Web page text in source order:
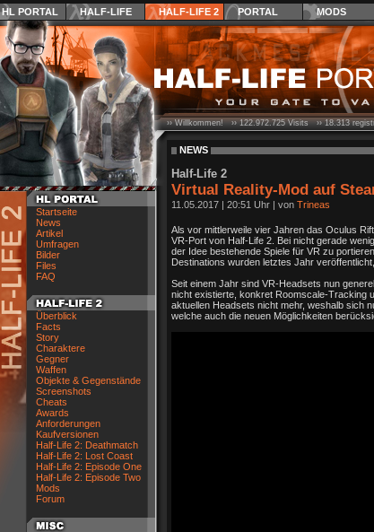
HL PORTAL HALF-LIFE HALF-LIFE 2 PORTAL MODS
Startseite
News
Artikel
Umfragen
Bilder
Files
FAQ
Überblick
Facts
Story
Charaktere
Gegner
Waffen
Objekte & Gegenstände
Screenshots
Cheats
Awards
Anforderungen
Kaufversionen
Half-Life 2: Deathmatch
Half-Life 2: Lost Coast
Half-Life 2: Episode One
Half-Life 2: Episode Two
Mods
Forum
›› Willkommen! ››122.972.725Visits ››18.313
NEWS
Half-Life 2
Virtual Reality-Mod auf
11.05.2017| 20:51 Uhr| von Trineas
Als vor mittlerweile vier Jahren das Oculus
VR-Port von Half-Life 2. Bei nicht gerade
der Idee bestehende Spiele für VR zu
Destinations wurden letztes Jahr
Seit einem Jahr sind VR-Headsets nun
nicht existierte, konkret Roomscale-Tracking
aktuellen Headsets nicht mehr, weshalb sich
welche auch die neuen Möglichkeiten